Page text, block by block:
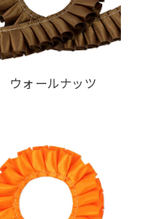
ウォールナッツ